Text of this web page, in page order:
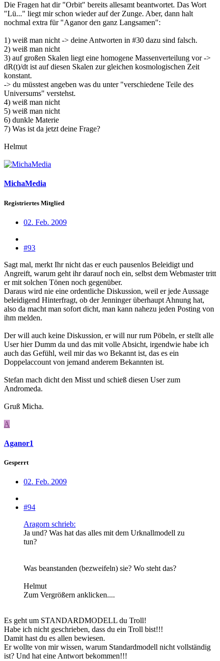
Die Fragen hat dir "Orbit" bereits allesamt beantwortet. Das Wort
"Lü..." liegt mir schon wieder auf der Zunge. Aber, dann halt
nochmal extra für "Aganor den ganz Langsamen":
1) weiß man nicht -> deine Antworten in #30 dazu sind falsch.
2) weiß man nicht
3) auf großen Skalen liegt eine homogene Massenverteilung vor ->
dR(t)/dt ist auf diesen Skalen zur gleichen kosmologischen Zeit
konstant.
-> du müsstest angeben was du unter "verschiedene Teile des
Universums" verstehst.
4) weiß man nicht
5) weiß man nicht
6) dunkle Materie
7) Was ist da jetzt deine Frage?
Helmut
MichaMedia
Registriertes Mitglied
02. Feb. 2009
#93
Sagt mal, merkt Ihr nicht das er euch pausenlos Beleidigt und
Angreift, warum geht ihr darauf noch ein, selbst dem Webmaster tritt
er mit solchen Tönen noch gegenüber.
Daraus wird nie eine ordentliche Diskussion, weil er jede Aussage
beleidigend Hinterfragt, ob der Jenninger überhaupt Ahnung hat,
also da macht man sofort dicht, man kann nahezu jeden Posting von
ihm melden.
Der will auch keine Diskussion, er will nur rum Pöbeln, er stellt alle
User hier Dumm da und das mit volle Absicht, irgendwie habe ich
auch das Gefühl, weil mir das wo Bekannt ist, das es ein
Doppelaccount von jemand anderem Bekannten ist.
Stefan mach dicht den Misst und schieß diesen User zum
Andromeda.
Gruß Micha.
A
Aganor1
Gesperrt
02. Feb. 2009
#94
Aragorn schrieb:
Ja und? Was hat das alles mit dem Urknallmodell zu
tun?
Was beanstanden (bezweifeln) sie? Wo steht das?
Helmut
Zum Vergrößern anklicken....
Es geht um STANDARDMODELL du Troll!
Habe ich nicht geschrieben, dass du ein Troll bist!!!
Damit hast du es allen bewiesen.
Er wollte von mir wissen, warum Standardmodell nicht vollständig
ist? Und hat eine Antwort bekommen!!!